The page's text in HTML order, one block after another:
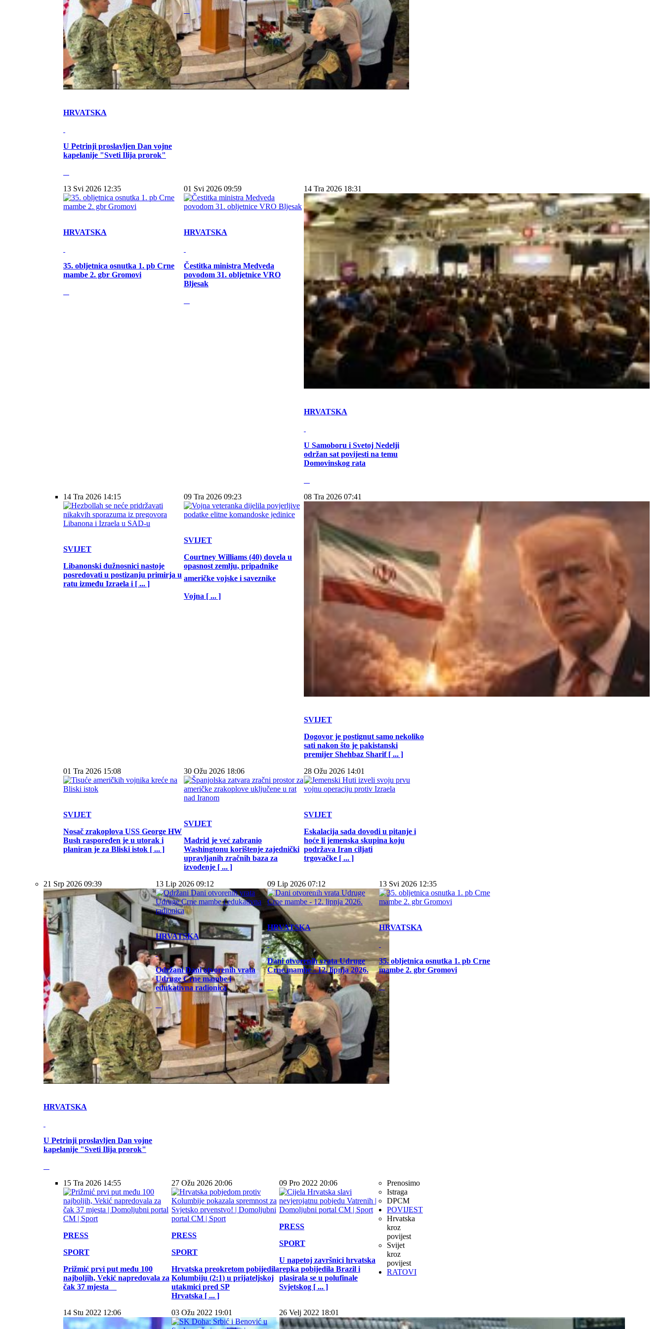
HRVATSKA
U Petrinji proslavljen Dan vojne
kapelanije "Sveti Ilija prorok"
13 Svi 2026 12:35
HRVATSKA
35. obljetnica osnutka 1. pb Crne
mambe 2. gbr Gromovi
01 Svi 2026 09:59
HRVATSKA
Čestitka ministra Medveda
povodom 31. obljetnice VRO
Bljesak
14 Tra 2026 18:31
HRVATSKA
U Samoboru i Svetoj Nedelji
održan sat povijesti na temu
Domovinskog rata
14 Tra 2026 14:15
SVIJET
Libanonski dužnosnici nastoje
posredovati u postizanju primirja u
ratu između Izraela i [ ... ]
09 Tra 2026 09:23
SVIJET
Courtney Williams (40) dovela u
opasnost zemlju, pripadnike
američke vojske i saveznike
Vojna [ ... ]
08 Tra 2026 07:41
SVIJET
Dogovor je postignut samo nekoliko
sati nakon što je pakistanski
premijer Shehbaz Sharif [ ... ]
01 Tra 2026 15:08
SVIJET
Nosač zrakoplova USS George HW
Bush raspoređen je u utorak i
planiran je za Bliski istok [ ... ]
30 Ožu 2026 18:06
SVIJET
Madrid je već zabranio
Washingtonu korištenje zajednički
upravljanih zračnih baza za
izvođenje [ ... ]
28 Ožu 2026 14:01
SVIJET
Eskalacija sada dovodi u pitanje i
hoće li jemenska skupina koju
podržava Iran ciljati
trgovačke [ ... ]
21 Srp 2026 09:39
HRVATSKA
U Petrinji proslavljen Dan vojne
kapelanije "Sveti Ilija prorok"
13 Lip 2026 09:12
HRVATSKA
Održani Dani otvorenih vrata
Udruge Crne mambe i
edukativna radionica
09 Lip 2026 07:12
HRVATSKA
Dani otvorenih vrata Udruge
Crne mambe - 12. lipnja 2026.
13 Svi 2026 12:35
HRVATSKA
35. obljetnica osnutka 1. pb Crne
mambe 2. gbr Gromovi
15 Tra 2026 14:55
PRESS
SPORT
Prižmić prvi put među 100
najboljih, Vekić napredovala za
čak 37 mjesta
27 Ožu 2026 20:06
PRESS
SPORT
Hrvatska preokretom pobijedila
Kolumbiju (2:1) u prijateljskoj
utakmici pred SP
Hrvatska [ ... ]
09 Pro 2022 20:06
PRESS
SPORT
U napetoj završnici hrvatska
repka pobijedila Brazil i
plasirala se u polufinale
Svjetskog [ ... ]
14 Stu 2022 12:06 03 Ožu 2022 19:01 26 Velj 2022 18:01
Prenosimo
Istraga
DPCM
POVIJEST
Hrvatska
kroz
povijest
Svijet
kroz
povijest
RATOVI